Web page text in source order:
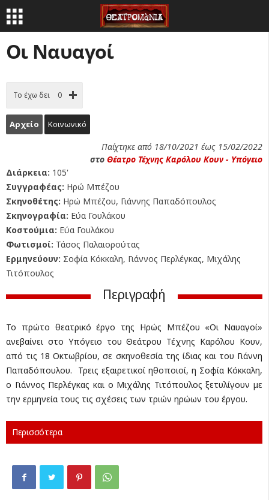
Οι Ναυαγοί
Το έχω δει 0
Αρχείο Κοινωνικό
Παίχτηκε από 18/10/2021 έως 15/02/2022
στο Θέατρο Τέχνης Καρόλου Κουν - Υπόγειο
Διάρκεια: 105'
Συγγραφέας: Ηρώ Μπέζου
Σκηνοθέτης: Ηρώ Μπέζου, Γιάννης Παπαδόπουλος
Σκηνογραφία: Εύα Γουλάκου
Κοστούμια: Εύα Γουλάκου
Φωτισμοί: Τάσος Παλαιορούτας
Ερμηνεύουν: Σοφία Κόκκαλη, Γιάννος Περλέγκας, Μιχάλης
Τιτόπουλος
Περιγραφή
Το πρώτο θεατρικό έργο της Ηρώς Μπέζου «Οι Ναυαγοί»
ανεβαίνει στο Υπόγειο του Θεάτρου Τέχνης Καρόλου Κουν,
από τις 18 Οκτωβρίου, σε σκηνοθεσία της ίδιας και του Γιάννη
Παπαδόπουλου. Τρεις εξαιρετικοί ηθοποιοί, η Σοφία Κόκκαλη,
ο Γιάννος Περλέγκας και ο Μιχάλης Τιτόπουλος ξετυλίγουν με
την ερμηνεία τους τις σχέσεις των τριών ηρώων του έργου.
Περισσότερα